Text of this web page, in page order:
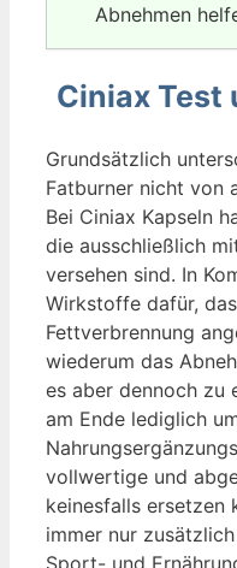
Abnehmen
Ciniax Test
Grundsätzlich
Fatburner nicht von
Bei Ciniax Kapseln
die ausschließlich
versehen sind. In
Wirkstoffe dafür,
Fettverbrennung
wiederum das
es aber dennoch zu
am Ende lediglich
vollwertige und
keinesfalls ersetzen
immer nur
Sport- und